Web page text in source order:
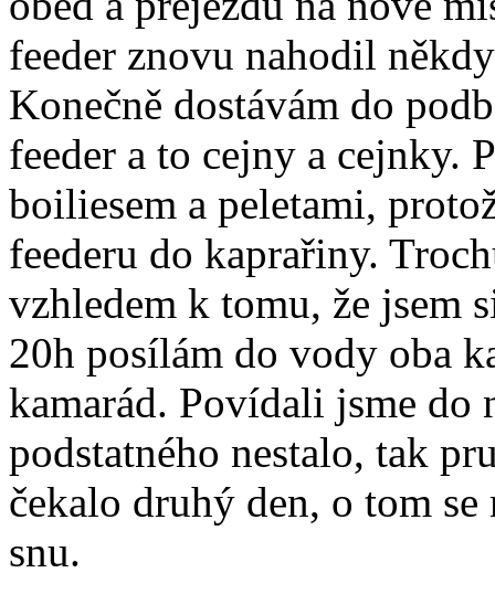
feeder znovu nahodil
Konečně dostávám do
feeder a to cejny a cejnky.
boiliesem a peletami,
feederu do kaprařiny.
vzhledem k tomu, že jsem
20h posílám do vody oba
kamarád. Povídali jsme do
podstatného nestalo, tak
čekalo druhý den, o tom
snu.